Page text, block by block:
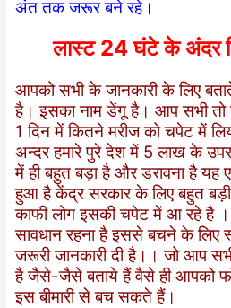
अंत तक जरूर बने रहे।
लास्ट 24 घंटे के अंदर
आपको सभी के जानकारी के लिए
है। इसका नाम डेंगू है। आप सभी तो
1 दिन में कितने मरीज को चपेट में
अन्दर हमारे पुरे देश में 5 लाख के
में ही बहुत बड़ा है और डरावना है यह
हुआ है केंद्र सरकार के लिए बहुत बड़ी
काफी लोग इसकी चपेट में आ रहे
सावधान रहना है इससे बचने के लिए
जरूरी जानकारी दी है।। जो आप
है जैसे-जैसे बताये हैं वैसे ही आपको
इस बीमारी से बच सकते हैं।